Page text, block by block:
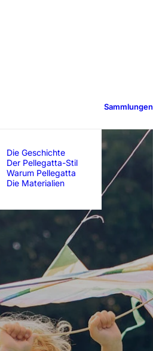
Die Geschichte
Der Pellegatta-Stil
Warum Pellegatta
Die Materialien
Sammlungen